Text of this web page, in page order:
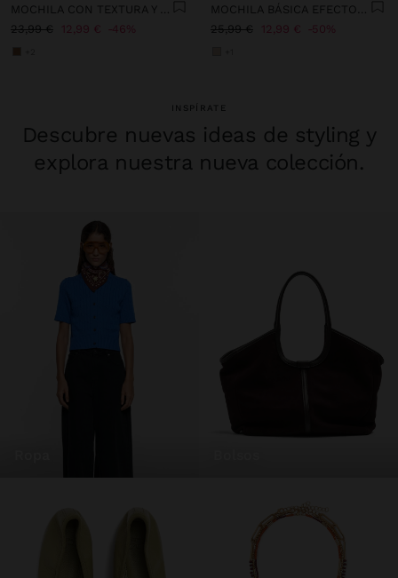
MOCHILA CON TEXTURA Y SOLAPA
23,99 €
12,99 € 46%
MOCHILA BÁSICA EFECTO PIEL
25,99 €
12,99 € 50%
INSPÍRATE
Descubre nuevas ideas de styling y
explora nuestra nueva colección.